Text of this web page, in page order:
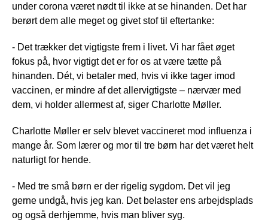
under corona været nødt til ikke at se hinanden. Det har
berørt dem alle meget og givet stof til eftertanke:
- Det trækker det vigtigste frem i livet. Vi har fået øget
fokus på, hvor vigtigt det er for os at være tætte på
hinanden. Dét, vi betaler med, hvis vi ikke tager imod
vaccinen, er mindre af det allervigtigste – nærvær med
dem, vi holder allermest af, siger Charlotte Møller.
Charlotte Møller er selv blevet vaccineret mod influenza i
mange år. Som lærer og mor til tre børn har det været helt
naturligt for hende.
- Med tre små børn er der rigelig sygdom. Det vil jeg
gerne undgå, hvis jeg kan. Det belaster ens arbejdsplads
og også derhjemme, hvis man bliver syg.